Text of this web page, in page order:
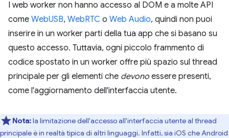
I web worker non hanno accesso al DOM e a molte API
come WebUSB, WebRTC o Web Audio, quindi non puoi
inserire in un worker parti della tua app che si basano su
questo accesso. Tuttavia, ogni piccolo frammento di
codice spostato in un worker offre più spazio sul thread
principale per gli elementi che devono essere presenti,
come l'aggiornamento dell'interfaccia utente.
Nota:la limitazione dell'accesso all'interfaccia utente al thread
principale è in realtà tipica di altri linguaggi. Infatti, sia iOS che Android